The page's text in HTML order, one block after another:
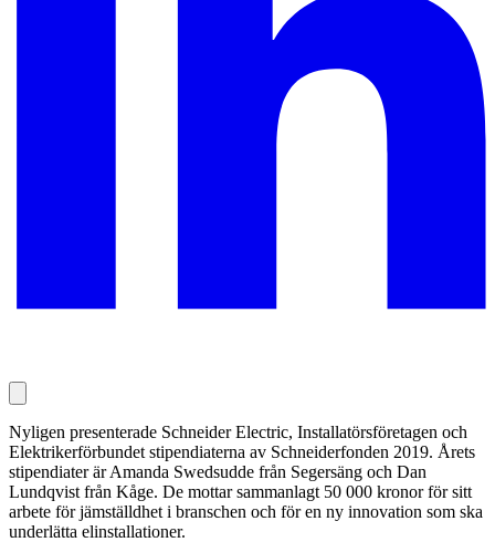
Nyligen presenterade Schneider Electric, Installatörsföretagen och
Elektrikerförbundet stipendiaterna av Schneiderfonden 2019. Årets
stipendiater är Amanda Swedsudde från Segersäng och Dan
Lundqvist från Kåge. De mottar sammanlagt 50 000 kronor för sitt
arbete för jämställdhet i branschen och för en ny innovation som ska
underlätta elinstallationer.